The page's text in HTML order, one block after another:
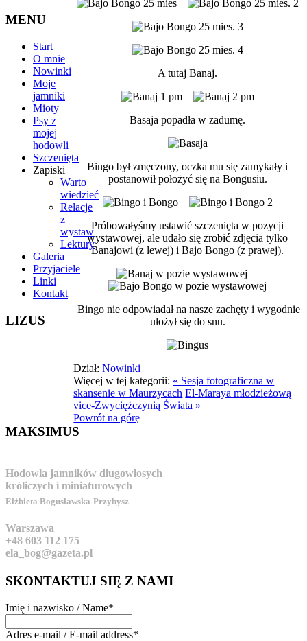
A tutaj Banaj.
Basaja popadła w zadumę.
Bingo był zmęczony, oczka mu się zamykały i
postanowił położyć się na Bongusiu.
Próbowałyśmy ustawić szczenięta w pozycji
wystawowej, ale udało się zrobić zdjęcia tylko
Banajowi (z lewej) i Bajo Bongo (z prawej).
Bingo nie odpowiadał na nasze zachęty i wygodnie
ułożył się do snu.
Dział: Nowinki
Więcej w tej kategorii: « Sesja fotograficzna w
skansenie w Maurzycach El-Maraya młodzieżową
vice-Zwyciężczynią Świata »
Powrót na górę
MENU
Start
O mnie
Nowinki
Moje
jamniki
Mioty
Psy z
mojej
hodowli
Szczenięta
Zapiski
Warto
wiedzieć
Relacje
z
wystaw
Lektury
Galeria
Przyjaciele
Linki
Kontakt
LIZUS
MAKSIMUS
Hodowla jamników długowłosych
króliczych i miniaturowych
Elżbieta Bogusławska-Przybysz
Warszawa
+48 603 112 175
ela_bog@gazeta.pl
SKONTAKTUJ SIĘ Z NAMI
Imię i nazwisko / Name*
Adres e-mail / E-mail address*